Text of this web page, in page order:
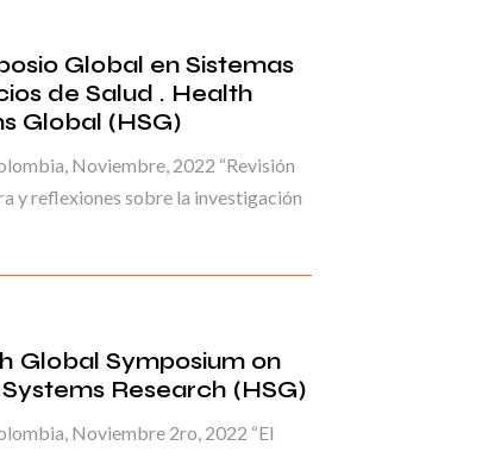
Global en Sistemas
de Salud . Health
Global (HSG)
Noviembre, 2022 “Revisión
y reflexiones sobre la investigación
Global Symposium on
Research (HSG)
Noviembre 2ro, 2022 “El